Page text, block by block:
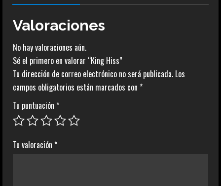
Valoraciones
No hay valoraciones aún.
Sé el primero en valorar “King Hiss”
Tu dirección de correo electrónico no será publicada. Los
campos obligatorios están marcados con *
Tu puntuación *
Tu valoración *